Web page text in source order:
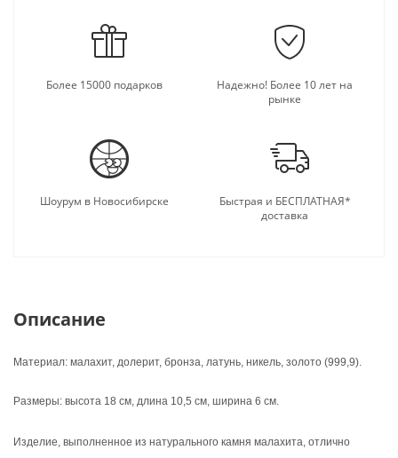
Более 15000 подарков
Надежно! Более 10 лет на
рынке
Шоурум в Новосибирске
Быстрая и БЕСПЛАТНАЯ*
доставка
Описание
Материал: малахит, долерит, бронза, латунь, никель, золото (999,9).
Размеры: высота 18 см, длина 10,5 см, ширина 6 см.
Изделие, выполненное из натурального камня малахита, отлично